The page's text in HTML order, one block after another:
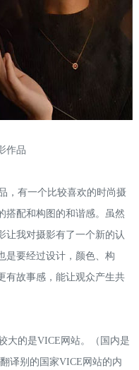
作品
，有一个比较喜欢的时尚摄
搭配和构图的和谐感。虽然
让我对摄影有了一个新的认
是要经过设计，颜色、构
有故事感，能让观众产生共
大的是VICE网站。（国内是
译别的国家VICE网站的内